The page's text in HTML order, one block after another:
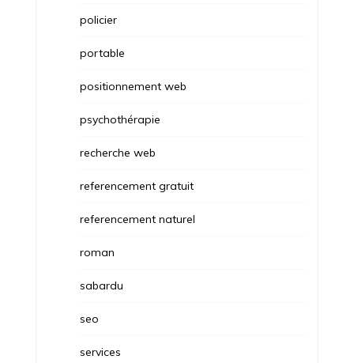
policier
portable
positionnement web
psychothérapie
recherche web
referencement gratuit
referencement naturel
roman
sabardu
seo
services